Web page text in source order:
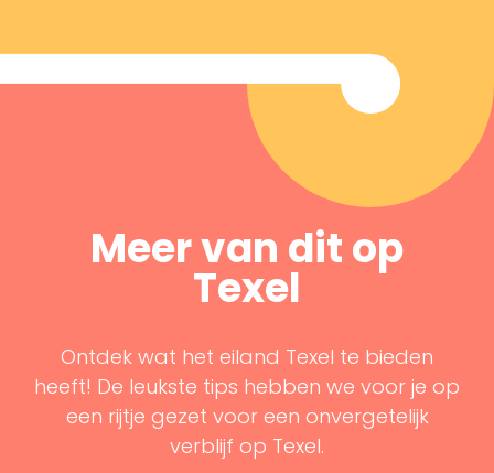
Meer van dit op
Texel
Ontdek wat het eiland Texel te bieden
heeft! De leukste tips hebben we voor je op
een rijtje gezet voor een onvergetelijk
verblijf op Texel.